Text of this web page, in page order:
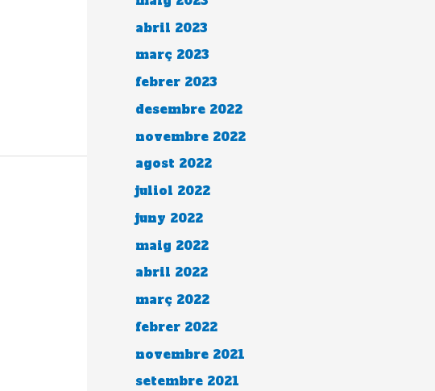
abril 2023
març 2023
febrer 2023
desembre 2022
novembre 2022
agost 2022
juliol 2022
juny 2022
maig 2022
abril 2022
març 2022
febrer 2022
novembre 2021
setembre 2021